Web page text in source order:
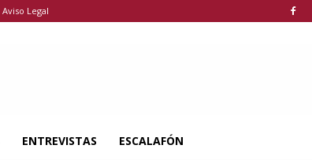
Aviso Legal
ENTREVISTAS ESCALAFÓN